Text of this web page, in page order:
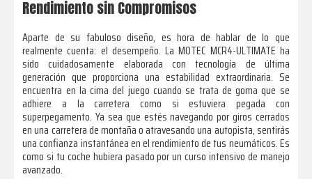
Rendimiento sin Compromisos
Aparte de su fabuloso diseño, es hora de hablar de lo que
realmente cuenta: el desempeño. La MOTEC MCR4-ULTIMATE ha
sido cuidadosamente elaborada con tecnología de última
generación que proporciona una estabilidad extraordinaria. Se
encuentra en la cima del juego cuando se trata de goma que se
adhiere a la carretera como si estuviera pegada con
superpegamento. Ya sea que estés navegando por giros cerrados
en una carretera de montaña o atravesando una autopista, sentirás
una confianza instantánea en el rendimiento de tus neumáticos. Es
como si tu coche hubiera pasado por un curso intensivo de manejo
avanzado.